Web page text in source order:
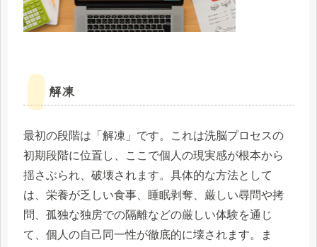
解凍
最初の段階は「解凍」です。これは洗脳プロセスの
初期段階に位置し、ここで個人の現実感が根本から
揺さぶられ、破壊されます。具体的な方法として
は、栄養が乏しい食事、睡眠剥奪、厳しい尋問や拷
問、孤独な独房での隔離などの厳しい体験を通じ
て、個人の自己同一性が徹底的に壊されます。ま